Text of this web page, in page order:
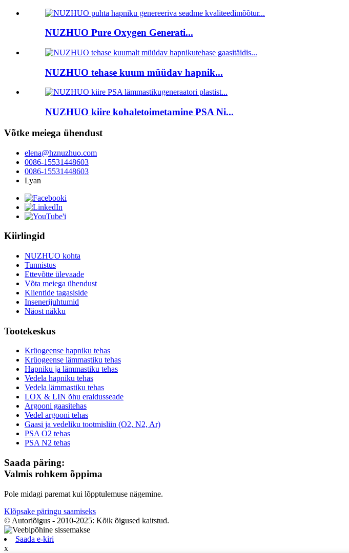
NUZHUO Pure Oxygen Generati...
NUZHUO tehase kuum müüdav hapnik...
NUZHUO kiire kohaletoimetamine PSA Ni...
Võtke meiega ühendust
elena@hznuzhuo.com
0086-15531448603
0086-15531448603
Lyan
Kiirlingid
NUZHUO kohta
Tunnistus
Ettevõtte ülevaade
Võta meiega ühendust
Klientide tagasiside
Insenerijuhtumid
Näost näkku
Tootekeskus
Krüogeense hapniku tehas
Krüogeense lämmastiku tehas
Hapniku ja lämmastiku tehas
Vedela hapniku tehas
Vedela lämmastiku tehas
LOX & LIN õhu eraldusseade
Argooni gaasitehas
Vedel argooni tehas
Gaasi ja vedeliku tootmisliin (O2, N2, Ar)
PSA O2 tehas
PSA N2 tehas
Saada päring:
Valmis rohkem õppima
Pole midagi paremat kui lõpptulemuse nägemine.
Klõpsake päringu saamiseks
© Autoriõigus - 2010-2025: Kõik õigused kaitstud.
Saada e-kiri
x